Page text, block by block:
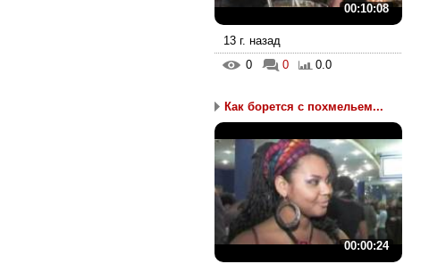
00:10:08
13 г. назад
0
0 0.0
Как борется с похмельем...
00:00:24